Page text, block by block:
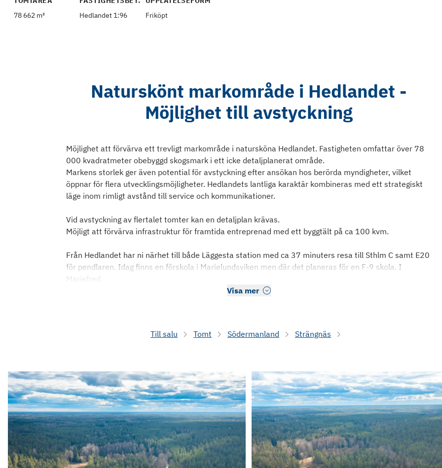
78 662 m²
Hedlandet 1:96
Friköpt
Naturskönt markområde i Hedlandet -
Möjlighet till avstyckning
Möjlighet att förvärva ett trevligt markområde i natursköna Hedlandet. Fastigheten omfattar över 78
000 kvadratmeter obebyggd skogsmark i ett icke detaljplanerat område.
Markens storlek ger även potential för avstyckning efter ansökan hos berörda myndigheter, vilket
öppnar för flera utvecklingsmöjligheter. Hedlandets lantliga karaktär kombineras med ett strategiskt
läge inom rimligt avstånd till service och kommunikationer.
Vid avstyckning av flertalet tomter kan en detaljplan krävas.
Möjligt att förvärva infrastruktur för framtida entreprenad med ett byggtält på ca 100 kvm.
Från Hedlandet har ni närhet till både Läggesta station med ca 37 minuters resa till Sthlm C samt E20
för pendlaren. Idag finns en förskola i Marielundsviken men där det planeras för en F-9 skola. I
Mariefred
Visa mer
Till salu Tomt Södermanland Strängnäs